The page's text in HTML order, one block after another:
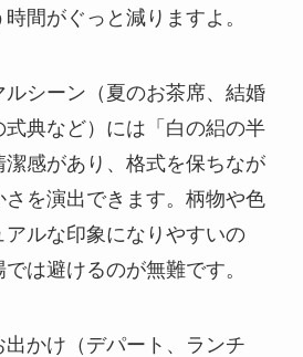
間がぐっと減りますよ。
ルシーン（夏のお茶席、結婚
典など）には「白の絽の半
感があり、格式を保ちなが
さを演出できます。柄物や色
ルな印象になりやすいの
は避けるのが無難です。
かけ（デパート、ランチ